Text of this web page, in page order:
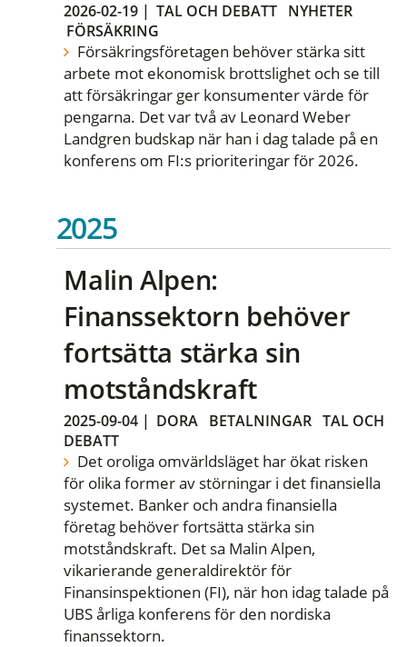
2026-02-19 | TAL OCH DEBATT NYHETER
FÖRSÄKRING
Försäkringsföretagen behöver stärka sitt
arbete mot ekonomisk brottslighet och se till
att försäkringar ger konsumenter värde för
pengarna. Det var två av Leonard Weber
Landgren budskap när han i dag talade på en
konferens om FI:s prioriteringar för 2026.
2025
Malin Alpen:
Finanssektorn behöver
fortsätta stärka sin
motståndskraft
2025-09-04 | DORA BETALNINGAR TAL OCH
DEBATT
Det oroliga omvärldsläget har ökat risken
för olika former av störningar i det finansiella
systemet. Banker och andra finansiella
företag behöver fortsätta stärka sin
motståndskraft. Det sa Malin Alpen,
vikarierande generaldirektör för
Finansinspektionen (FI), när hon idag talade på
UBS årliga konferens för den nordiska
finanssektorn.